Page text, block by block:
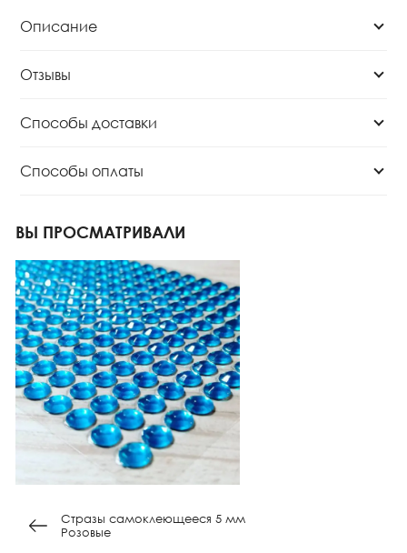
Описание
Отзывы
Способы доставки
Способы оплаты
ВЫ ПРОСМАТРИВАЛИ
Стразы самоклеющееся 5 мм
Розовые